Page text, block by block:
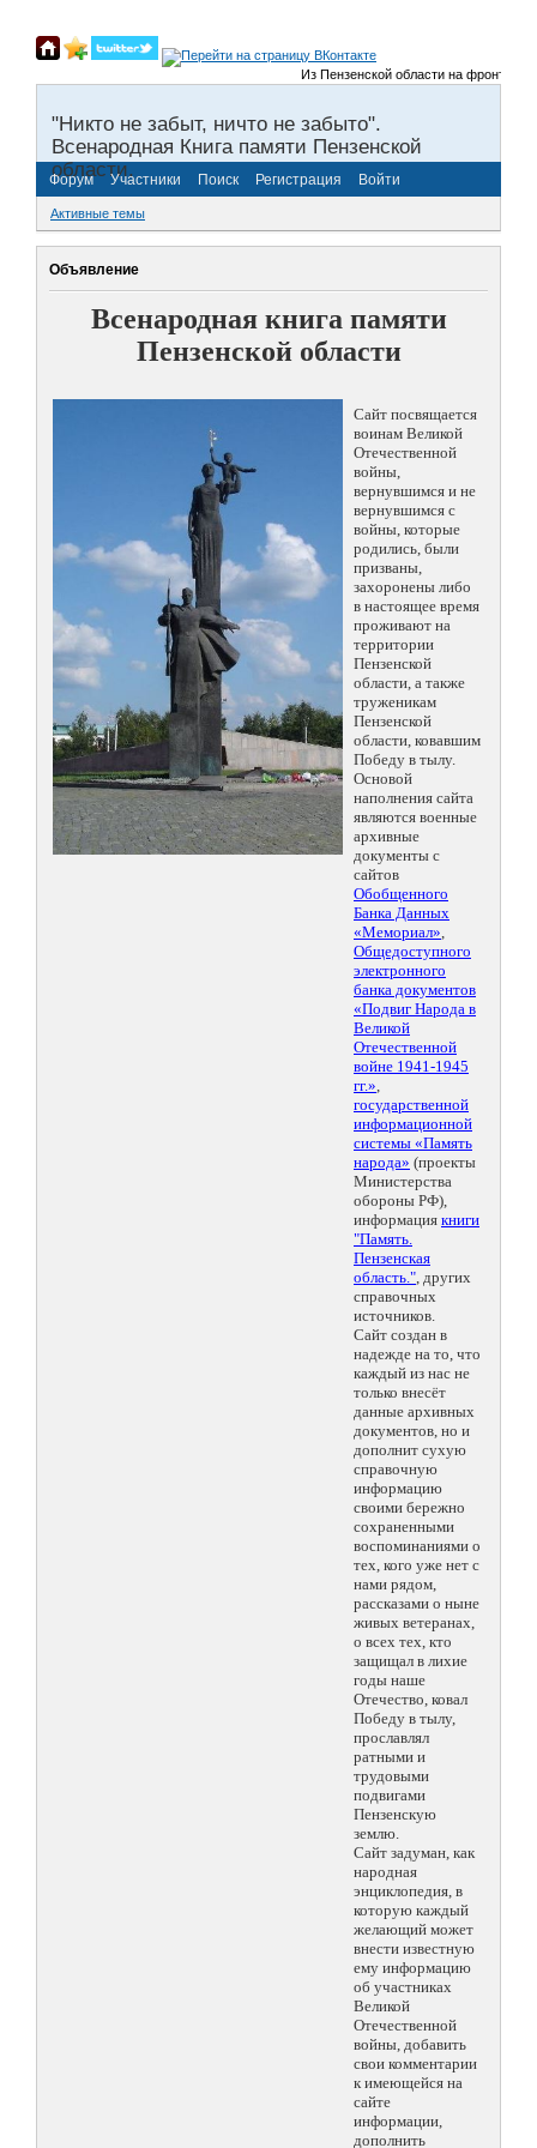
Из Пензенской области на фронты
"Никто не забыт, ничто не забыто".
Всенародная Книга памяти Пензенской
области.
Форум Участники Поиск Регистрация Войти
Активные темы
Объявление
Всенародная книга памяти
Пензенской области
Сайт посвящается
воинам Великой
Отечественной
войны,
вернувшимся и не
вернувшимся с
войны, которые
родились, были
призваны,
захоронены либо
в настоящее время
проживают на
территории
Пензенской
области, а также
труженикам
Пензенской
области, ковавшим
Победу в тылу.
Основой
наполнения сайта
являются военные
архивные
документы с
сайтов
Обобщенного
Банка Данных
«Мемориал»,
Общедоступного
электронного
банка документов
«Подвиг Народа в
Великой
Отечественной
войне 1941-1945
гг.»,
государственной
информационной
системы «Память
народа» (проекты
Министерства
обороны РФ),
информация книги
"Память.
Пензенская
область.", других
справочных
источников.
Сайт создан в
надежде на то, что
каждый из нас не
только внесёт
данные архивных
документов, но и
дополнит сухую
справочную
информацию
своими бережно
сохраненными
воспоминаниями о
тех, кого уже нет с
нами рядом,
рассказами о ныне
живых ветеранах,
о всех тех, кто
защищал в лихие
годы наше
Отечество, ковал
Победу в тылу,
прославлял
ратными и
трудовыми
подвигами
Пензенскую
землю.
Сайт задуман, как
народная
энциклопедия, в
которую каждый
желающий может
внести известную
ему информацию
об участниках
Великой
Отечественной
войны, добавить
свои комментарии
к имеющейся на
сайте
информации,
дополнить